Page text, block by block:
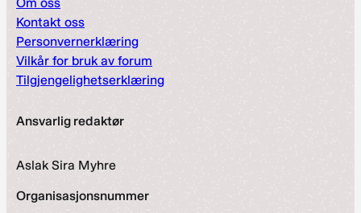
Kontakt oss
Personvernerklæring
Vilkår for bruk av forum
Tilgjengelighetserklæring
Ansvarlig redaktør
Aslak Sira Myhre
Organisasjonsnummer